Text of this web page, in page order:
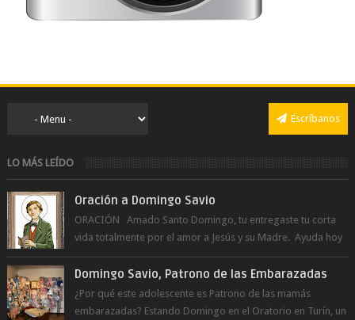
Escríbanos
LO MÁS LEÍDO
Oración a Domingo Savio
ORACIÓN Amado Santo Domingo, tu entregaste tu corta
vida totalmente por el amor a Jesús y su Madre. Ayuda hoy
a la juventud para ...
Domingo Savio, Patrono de las Embarazadas
¿Por qué este adolescente es Patrono de las mamás
embarazadas? Estando Domingo en el Oratorio en Turín, un